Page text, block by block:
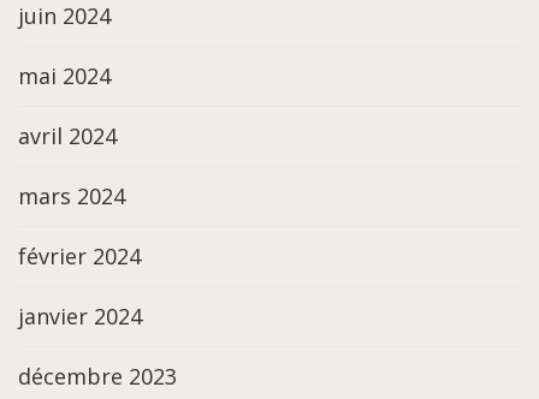
juin 2024
mai 2024
avril 2024
mars 2024
février 2024
janvier 2024
décembre 2023